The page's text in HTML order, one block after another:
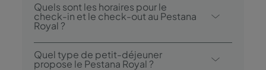
Quels sont les horaires pour le
check-in et le check-out au Pestana
Royal ?
Le check-in au Pestana Royal All Inclusive se
fait à partir de 15h00, et le check-out est
Quel type de petit-déjeuner
propose le Pestana Royal ?